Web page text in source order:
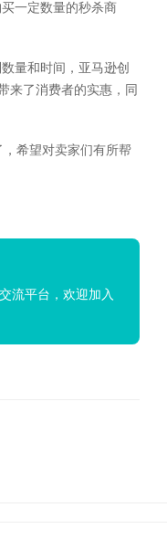
一定数量的秒杀商
量和时间，亚马逊创
来了消费者的实惠，同
希望对卖家们有所帮
流平台，欢迎加入